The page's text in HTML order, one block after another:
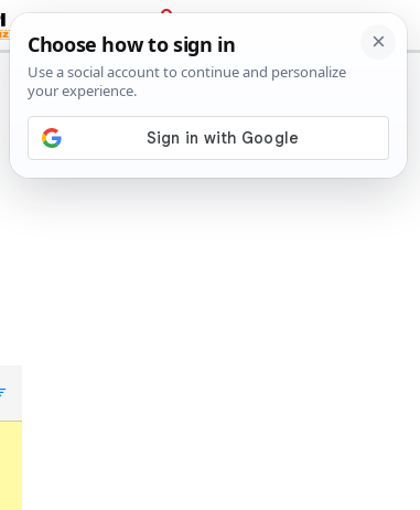
PRIJAVA